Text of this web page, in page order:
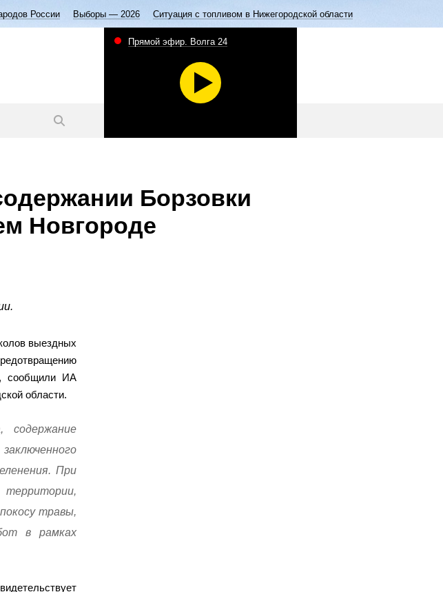
России Выборы — 2026 Ситуация с топливом в Нижегородской области
Прямой эфир. Волга 24
Борзовки
Новгороде
выездных
сообщили ИА
области.
содержание
При
территории,
травы,
в рамках